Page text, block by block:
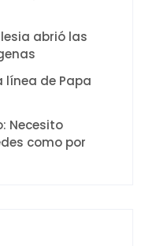
abrió las
línea de Papa
Necesito
como por